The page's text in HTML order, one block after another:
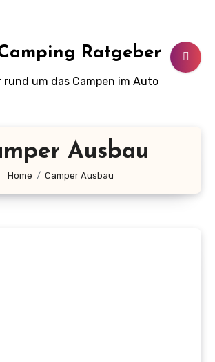
Ratgeber
rund um das Campen im Auto
Ausbau
Home Camper Ausbau